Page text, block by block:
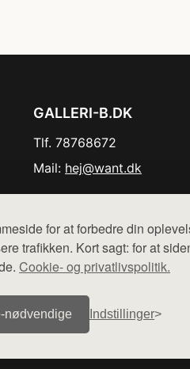
for at forbedre din
trafikken. Kort sagt: for at
Cookie- og privatlivspolitik.
Indstillinger
GALLERI-B.DK
Tlf. 78768672
Mail: hej@want.dk
varer fra denne side - vi henviser